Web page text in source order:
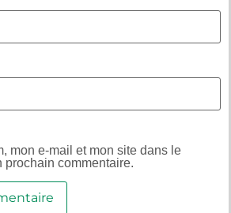
mon e-mail et mon site dans le
prochain commentaire.